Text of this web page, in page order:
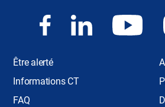
Être alerté
Informations CT
FAQ